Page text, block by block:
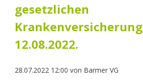
gesetzlichen
Krankenversicherung
12.08.2022.
28.07.2022 12:00 von Barmer VG